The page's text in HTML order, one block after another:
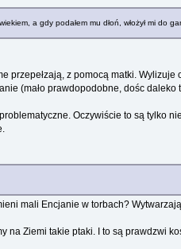
a gdy podałem mu dłoń, włożył mi do
z pomocą matki.
(mało prawdopodobne, dośc
Oczywiście to są tylko
mali Encjanie w torbach?
Ziemi takie ptaki. I to są prawdzwi